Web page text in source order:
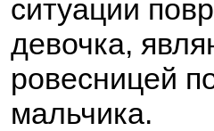
ситуации
девочка,
ровесницей
мальчика.